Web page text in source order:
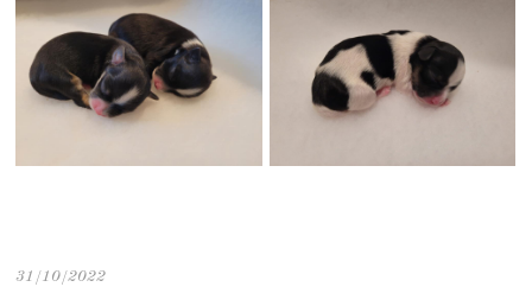
31/10/2022